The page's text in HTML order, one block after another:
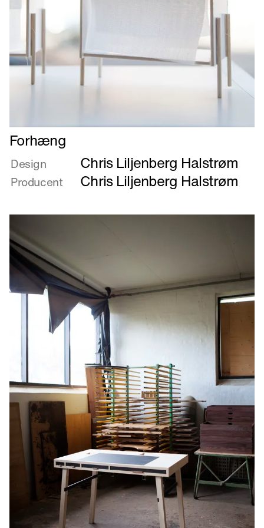
Læs
mere
om
Forhæng
Forhæng
Design Chris Liljenberg Halstrøm
Producent Chris Liljenberg Halstrøm